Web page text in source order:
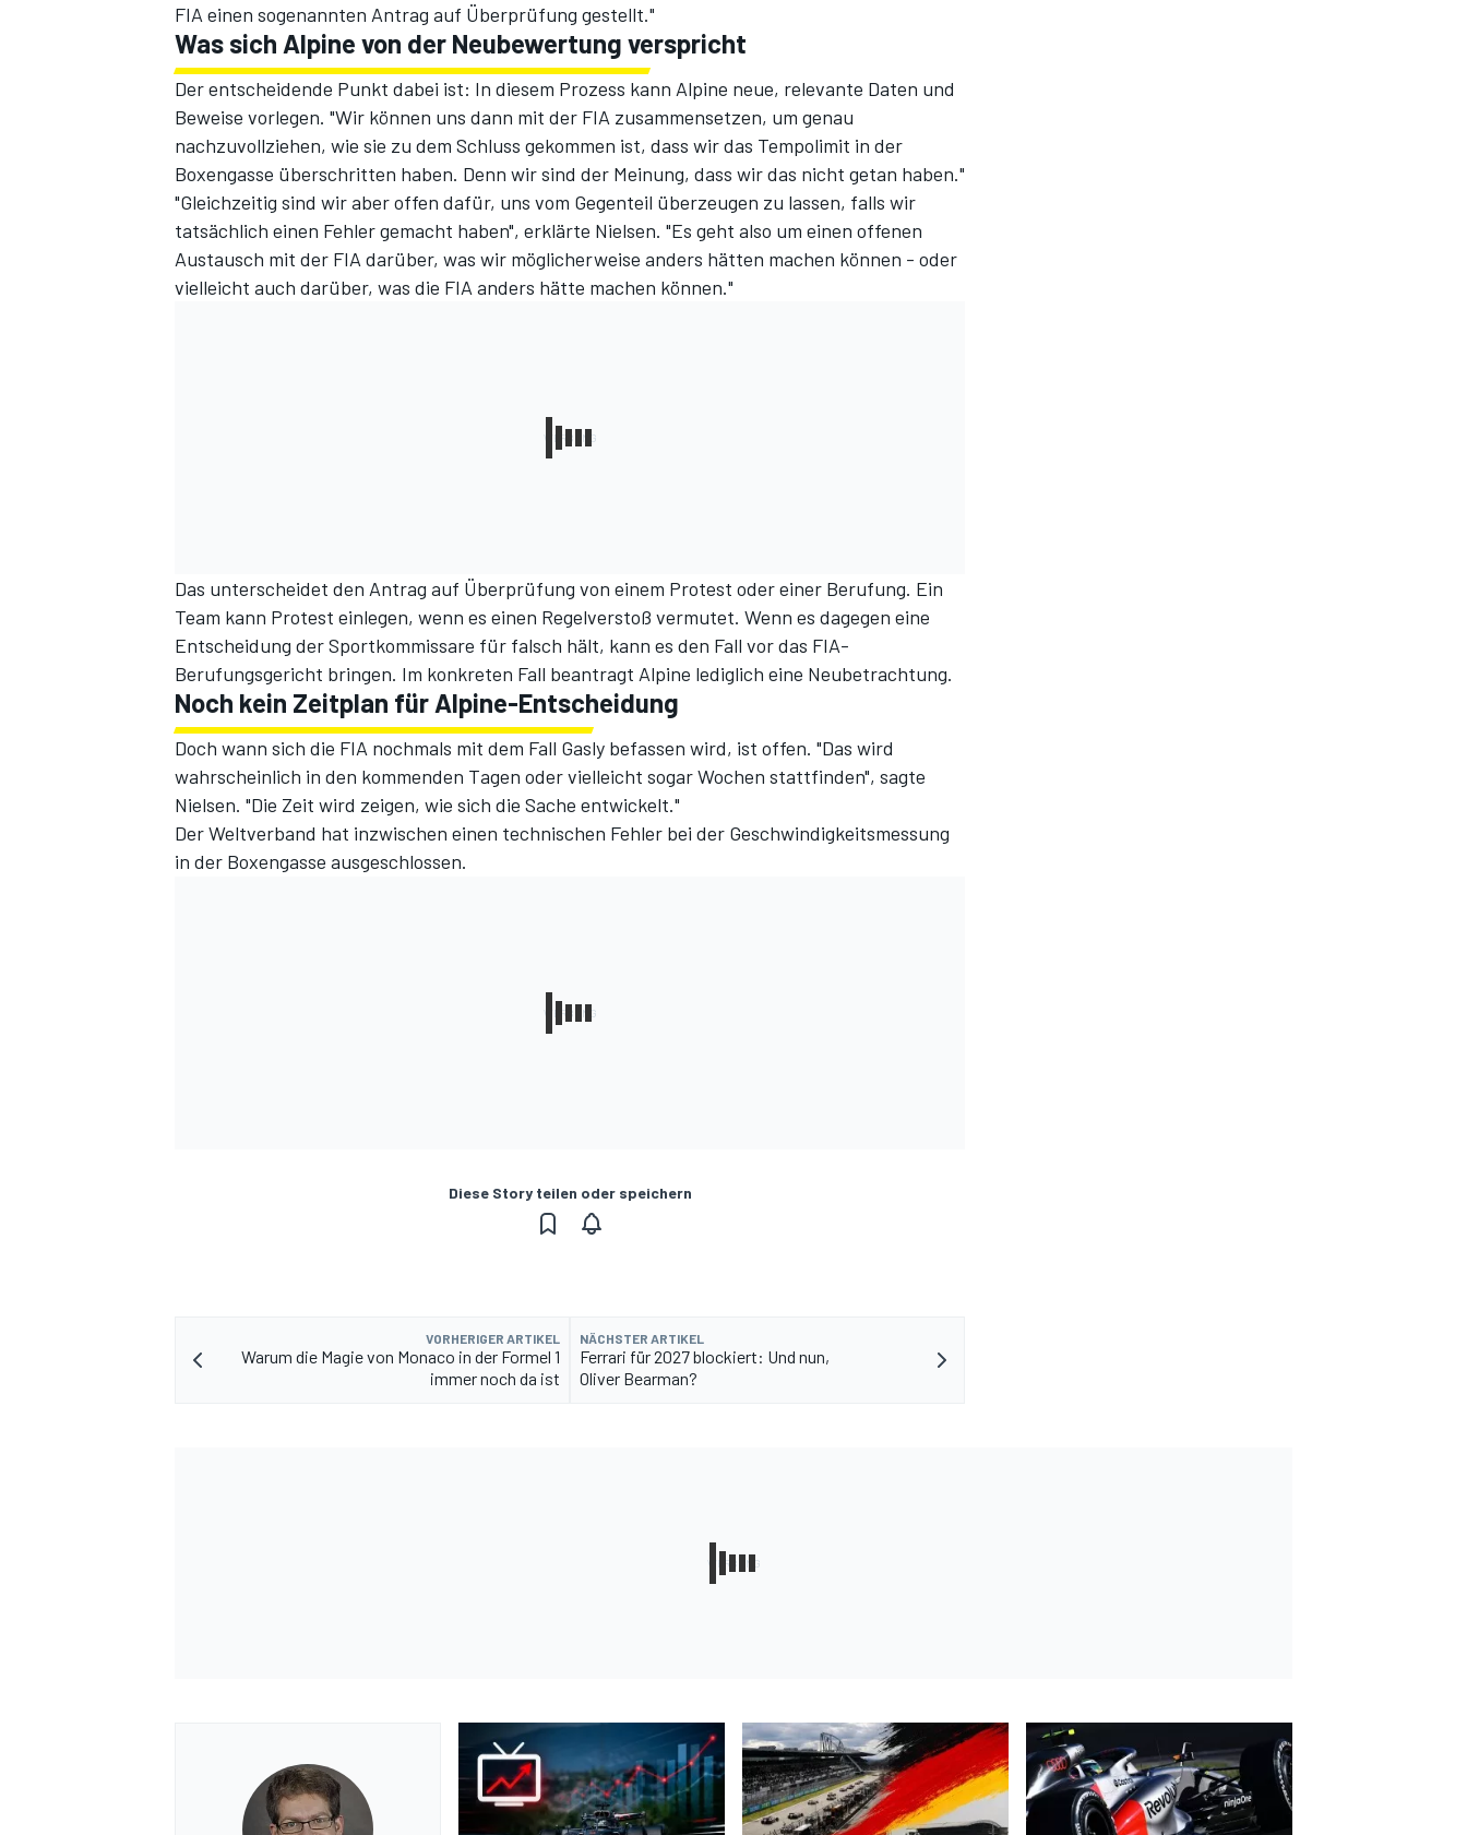
SPORTWAGEN
FIA einen sogenannten Antrag auf Überprüfung gestellt."
Was sich Alpine von der Neubewertung verspricht
Der entscheidende Punkt dabei ist: In diesem Prozess kann Alpine neue, relevante Daten und
Beweise vorlegen. "Wir können uns dann mit der FIA zusammensetzen, um genau
nachzuvollziehen, wie sie zu dem Schluss gekommen ist, dass wir das Tempolimit in der
Boxengasse überschritten haben. Denn wir sind der Meinung, dass wir das nicht getan haben."
"Gleichzeitig sind wir aber offen dafür, uns vom Gegenteil überzeugen zu lassen, falls wir
tatsächlich einen Fehler gemacht haben", erklärte Nielsen. "Es geht also um einen offenen
Austausch mit der FIA darüber, was wir möglicherweise anders hätten machen können - oder
vielleicht auch darüber, was die FIA anders hätte machen können."
Das unterscheidet den Antrag auf Überprüfung von einem Protest oder einer Berufung. Ein
Team kann Protest einlegen, wenn es einen Regelverstoß vermutet. Wenn es dagegen eine
Entscheidung der Sportkommissare für falsch hält, kann es den Fall vor das FIA-
Berufungsgericht bringen. Im konkreten Fall beantragt Alpine lediglich eine Neubetrachtung.
Noch kein Zeitplan für Alpine-Entscheidung
Doch wann sich die FIA nochmals mit dem Fall Gasly befassen wird, ist offen. "Das wird
wahrscheinlich in den kommenden Tagen oder vielleicht sogar Wochen stattfinden", sagte
Nielsen. "Die Zeit wird zeigen, wie sich die Sache entwickelt."
Der Weltverband hat inzwischen einen technischen Fehler bei der Geschwindigkeitsmessung
in der Boxengasse ausgeschlossen.
Diese Story teilen oder speichern
VORHERIGER ARTIKEL
Warum die Magie von Monaco in der Formel 1
immer noch da ist
NÄCHSTER ARTIKEL
Ferrari für 2027 blockiert: Und nun,
Oliver Bearman?